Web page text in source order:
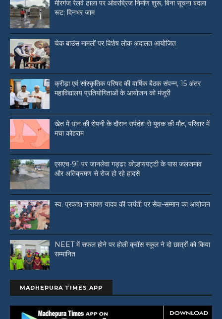
मीरगंज रेलवे ढाला पर ओवरब्रिज निर्माण शुरू, बिना सूचना बदला
रूट; दिनभर जाम
चेक बाउंस मामलों पर विशेष लोक अदालत आयोजित
क्रीड़ा एवं सांस्कृतिक परिषद की वार्षिक बैठक संपन्न, 15 अंतर
महाविद्यालय प्रतियोगिताओं के आयोजन को मंजूरी
खेत में धान की रोपनी के दौरान सर्पदंश से युवक की मौत, परिवार में
मचा कोहराम
एसएच-91 पर जानलेवा गड्ढा: कोल्हायपट्टी के पास जलजमाव
और अतिक्रमण से रोज हो रहे हादसे
स्व. प्रकाश नारायण यादव की जयंती पर सेवा-सम्मान का आयोजन
NEET में सफल होने पर होली क्रॉस स्कूल ने दो छात्रों को किया
सम्मानित
MADHEPURA TIMES APP